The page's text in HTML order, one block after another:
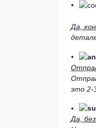
Да,
это 2-
Да,